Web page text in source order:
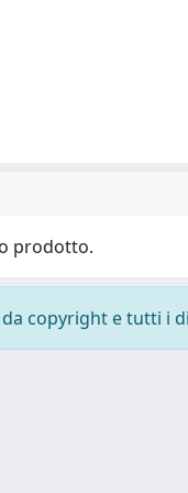
prodotto.
copyright e tutti i